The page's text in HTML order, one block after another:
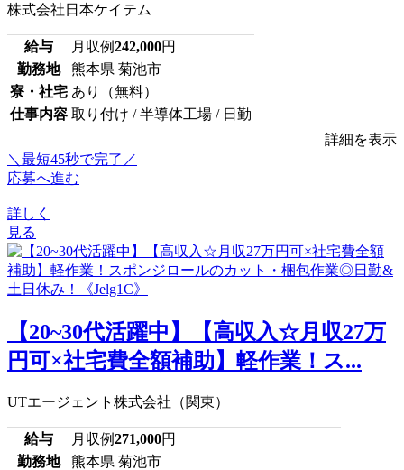
株式会社日本ケイテム
給与 月収例242,000円
勤務地
熊本県 菊池市
寮・社宅 あり（無料）
仕事内容 取り付け / 半導体工場 / 日勤
詳細を表示
＼最短45秒で完了／
応募へ進む
詳しく
見る
【20~30代活躍中】【高収入☆月収27万
円可×社宅費全額補助】軽作業！ス...
UTエージェント株式会社（関東）
給与 月収例271,000円
勤務地
熊本県 菊池市